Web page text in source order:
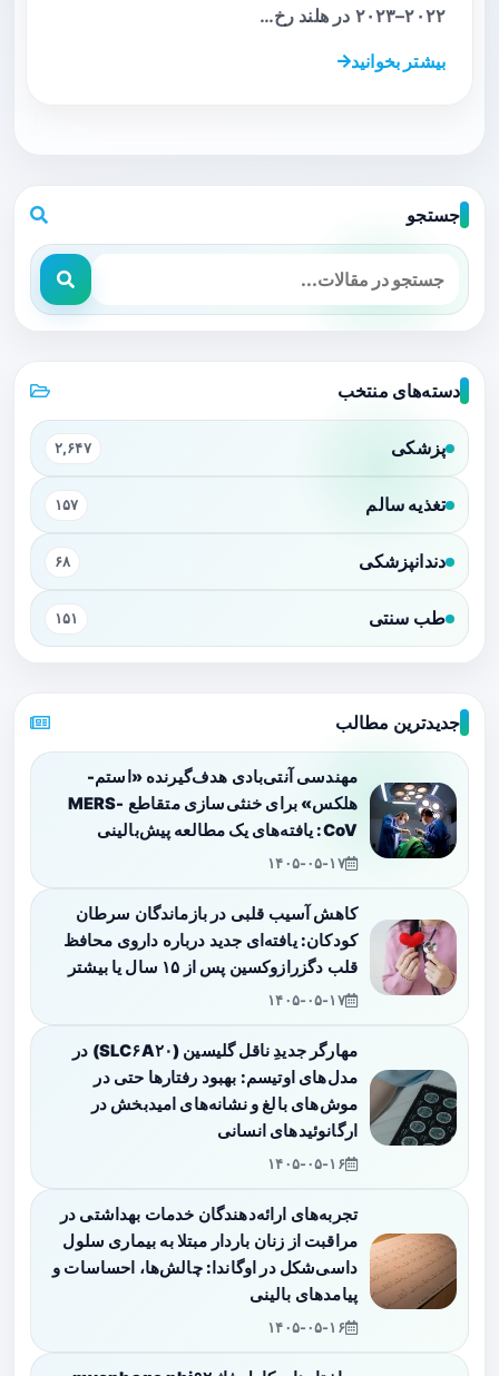
۲۰۲۲–۲۰۲۳ در هلند رخ…
بیشتر بخوانید
جستجو
دسته‌های منتخب
پزشکی ۲,۶۴۷
تغذیه سالم ۱۵۷
دندانپزشکی ۶۸
طب سنتی ۱۵۱
جدیدترین مطالب
مهندسی آنتی‌بادی هدف‌گیرنده «استم-
هلکس» برای خنثی‌سازی متقاطع MERS-
CoV: یافته‌های یک مطالعه پیش‌بالینی
۱۴۰۵-۰۵-۱۷
کاهش آسیب قلبی در بازماندگان سرطان
کودکان: یافته‌ای جدید درباره داروی محافظ
قلب دگزرازوکسین پس از ۱۵ سال یا بیشتر
۱۴۰۵-۰۵-۱۷
مهارگر جدیدِ ناقل گلیسین (SLC۶A۲۰) در
مدل‌های اوتیسم: بهبود رفتارها حتی در
موش‌های بالغ و نشانه‌های امیدبخش در
ارگانوئیدهای انسانی
۱۴۰۵-۰۵-۱۶
تجربه‌های ارائه‌دهندگان خدمات بهداشتی در
مراقبت از زنان باردار مبتلا به بیماری سلول
داسی‌شکل در اوگاندا: چالش‌ها، احساسات و
پیامدهای بالینی
۱۴۰۵-۰۵-۱۶